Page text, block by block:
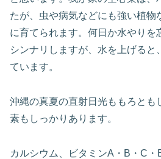
たが、虫や病気などにも強い植物
に育てられます。何日か水やりを
シンナリしますが、水を上げると
ています。
沖縄の真夏の直射日光ももろとも
素もしっかりあります。
カルシウム、ビタミンA・B・C・